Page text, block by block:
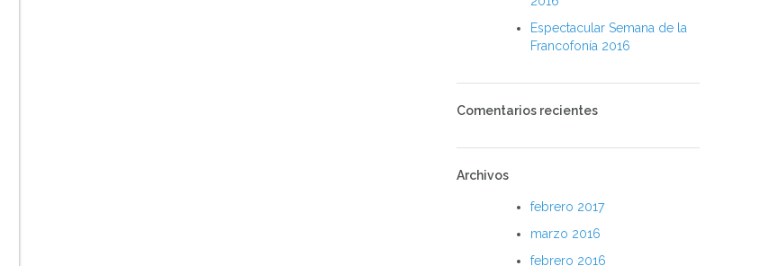
Espectacular Semana de la
Francofonía 2016
Comentarios recientes
Archivos
febrero 2017
marzo 2016
febrero 2016